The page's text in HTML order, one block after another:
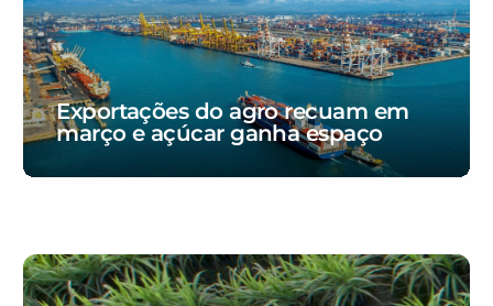
Exportações do agro recuam em
março e açúcar ganha espaço